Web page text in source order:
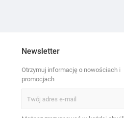
Newsletter
Otrzymuj informację o nowościach i
promocjach